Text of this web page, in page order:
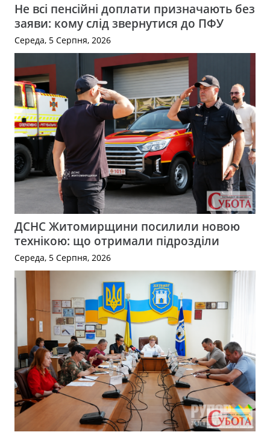
Не всі пенсійні доплати призначають без
заяви: кому слід звернутися до ПФУ
Середа, 5 Серпня, 2026
ДСНС Житомирщини посилили новою
технікою: що отримали підрозділи
Середа, 5 Серпня, 2026